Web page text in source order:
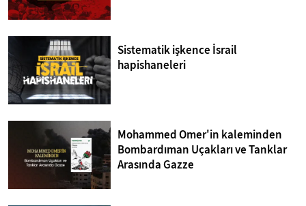
Sistematik işkence İsrail
hapishaneleri
Mohammed Omer'in kaleminden
Bombardıman Uçakları ve Tanklar
Arasında Gazze